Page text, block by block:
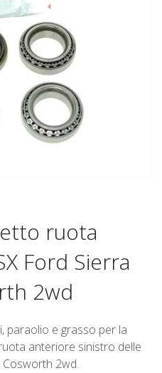
ruota
Ford Sierra
2wd
paraolio e grasso per la
anteriore sinistro delle
Cosworth 2wd.